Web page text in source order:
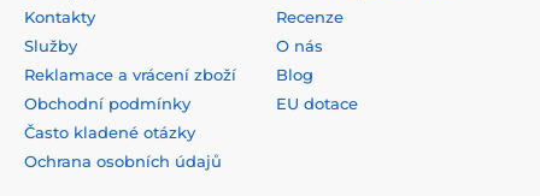
Kontakty
Služby
Reklamace a vrácení zboží
Obchodní podmínky
Často kladené otázky
Ochrana osobních údajů
Recenze
O nás
Blog
EU dotace